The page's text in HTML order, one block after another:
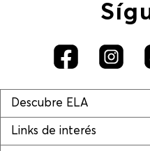
Descubre ELA
Links de interés